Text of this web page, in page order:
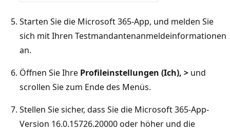
Starten Sie die Microsoft 365-App, und melden Sie
sich mit Ihren Testmandantenanmeldeinformationen
an.
Öffnen Sie Ihre Profileinstellungen (Ich), > und
scrollen Sie zum Ende des Menüs.
Stellen Sie sicher, dass Sie die Microsoft 365-App-
Version 16.0.15726.20000 oder höher und die